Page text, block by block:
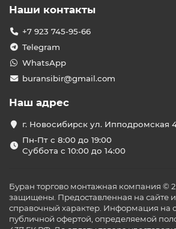
Наши контакты
+7 923 745-95-66
Telegram
WhatsApp
buransibir@gmail.com
Наш адрес
г. Новосибирск ул. Ипподромская
Пн-Пт с 8:00 до 19:00
Суббота с 10:00 до 14:00
Буран торгово монтажная компания ©
защищены. Предоставленная на сайте
справочный характер. Информация на
публичной офертой, определяемой